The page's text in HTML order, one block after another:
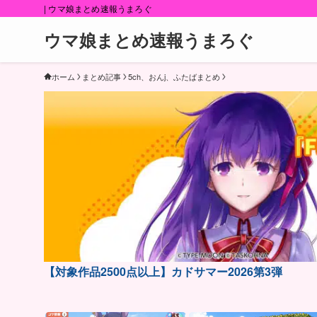
| ウマ娘まとめ速報うまろぐ
ウマ娘まとめ速報うまろぐ
ホーム まとめ記事 5ch、おんj、ふたばまとめ
【対象作品2500点以上】カドサマー2026第3弾